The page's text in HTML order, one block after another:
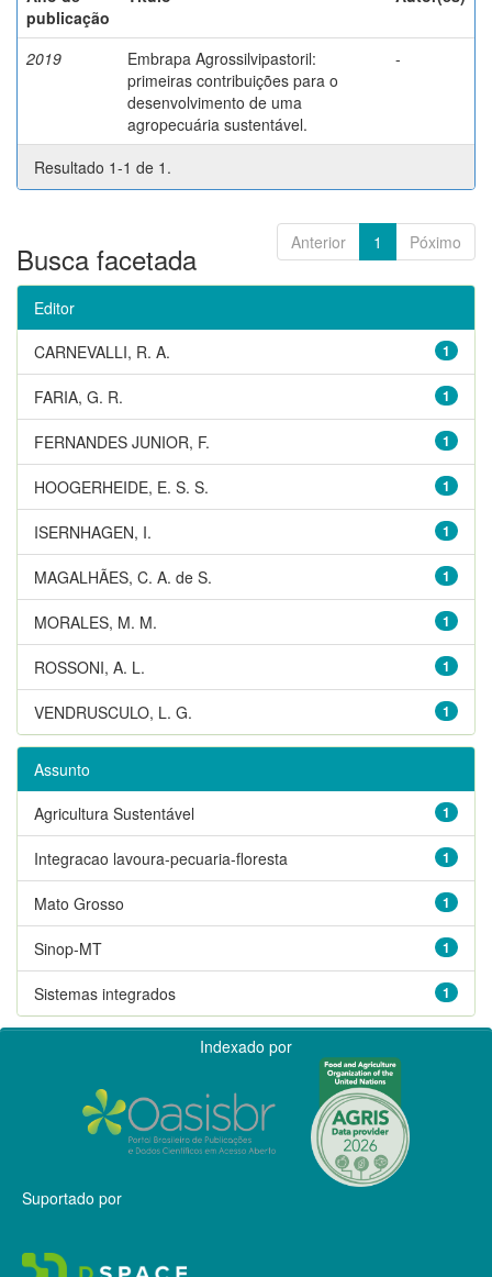
publicação
2019
Embrapa Agrossilvipastoril:
primeiras contribuições para o
desenvolvimento de uma
agropecuária sustentável.
-
Resultado 1-1 de 1.
Anterior 1 Póximo
Busca facetada
Editor
1
CARNEVALLI, R. A.
1
FARIA, G. R.
1
FERNANDES JUNIOR, F.
1
HOOGERHEIDE, E. S. S.
1
ISERNHAGEN, I.
1
MAGALHÃES, C. A. de S.
1
MORALES, M. M.
1
ROSSONI, A. L.
1
VENDRUSCULO, L. G.
Assunto
1
Agricultura Sustentável
1
Integracao lavoura-pecuaria-floresta
1
Mato Grosso
1
Sinop-MT
1
Sistemas integrados
Indexado por
Suportado por